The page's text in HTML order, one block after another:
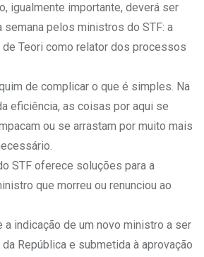
igualmente importante, deverá ser
semana pelos ministros do STF: a
Teori como relator dos processos
de complicar o que é simples. Na
eficiência, as coisas por aqui se
ou se arrastam por muito mais
STF oferece soluções para a
que morreu ou renunciou ao
a indicação de um novo ministro a ser
República e submetida à aprovação